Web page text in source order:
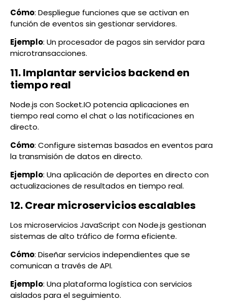
Cómo: Despliegue funciones que se activan en
función de eventos sin gestionar servidores.
Ejemplo: Un procesador de pagos sin servidor para
microtransacciones.
11. Implantar servicios backend en
tiempo real
Node.js con Socket.IO potencia aplicaciones en
tiempo real como el chat o las notificaciones en
directo.
Cómo: Configure sistemas basados en eventos para
la transmisión de datos en directo.
Ejemplo: Una aplicación de deportes en directo con
actualizaciones de resultados en tiempo real.
12. Crear microservicios escalables
Los microservicios JavaScript con Node.js gestionan
sistemas de alto tráfico de forma eficiente.
Cómo: Diseñar servicios independientes que se
comunican a través de API.
Ejemplo: Una plataforma logística con servicios
aislados para el seguimiento.